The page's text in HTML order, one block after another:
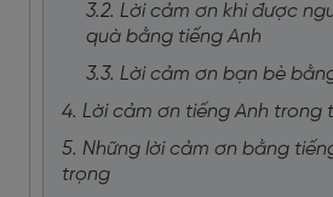
3.2. Lời cảm ơn khi được
quà bằng tiếng Anh
3.3. Lời cảm ơn bạn bè
4. Lời cảm ơn tiếng Anh trong
5. Những lời cảm ơn bằng
trọng